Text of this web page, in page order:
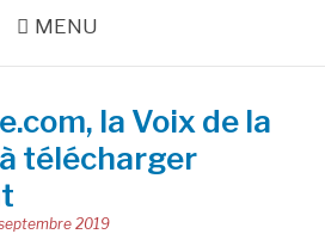
MENU
la Voix de la
télécharger
2019